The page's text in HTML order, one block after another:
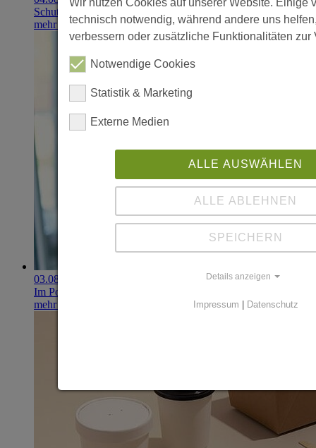
Schutzhandschuhe erzielen 900.000-Euro-Exit
mehr erfahren
03.08.2026
Im Portfolio: Iset Telecom, IT für das Gesundheitswesen
mehr erfahren
Wir nutzen Cookies auf unserer Website. Einige
technisch notwendig, während andere uns
verbessern oder zusätzliche Funktionalitäten zur
Notwendige Cookies
Statistik & Marketing
Externe Medien
ALLE AUSWÄHLEN
ALLE ABLEHNEN
SPEICHERN
Details anzeigen
Impressum Datenschutz